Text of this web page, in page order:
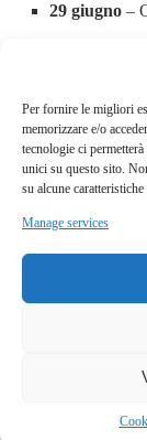
Per fornire le migliori
memorizzare e/o
tecnologie ci
unici su questo sito.
su alcune
Manage services
29 giugno –
20 luglio–
31 luglio–
01 agosto–
02 agosto
19 settembre
Il progetto